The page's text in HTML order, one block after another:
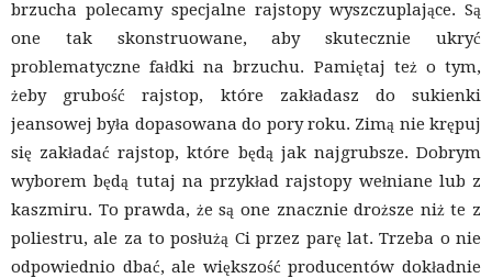
brzucha polecamy specjalne rajstopy wyszczuplające. Są
one tak skonstruowane, aby skutecznie ukryć
problematyczne fałdki na brzuchu. Pamiętaj też o tym,
żeby grubość rajstop, które zakładasz do sukienki
jeansowej była dopasowana do pory roku. Zimą nie krępuj
się zakładać rajstop, które będą jak najgrubsze. Dobrym
wyborem będą tutaj na przykład rajstopy wełniane lub z
kaszmiru. To prawda, że są one znacznie droższe niż te z
poliestru, ale za to posłużą Ci przez parę lat. Trzeba o nie
odpowiednio dbać, ale większość producentów dokładnie